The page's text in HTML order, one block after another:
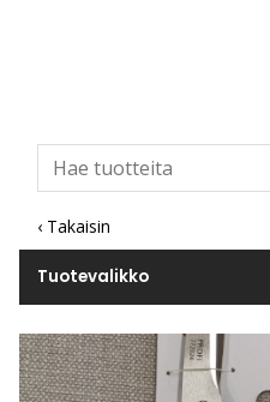
‹ Takaisin
Tuotevalikko